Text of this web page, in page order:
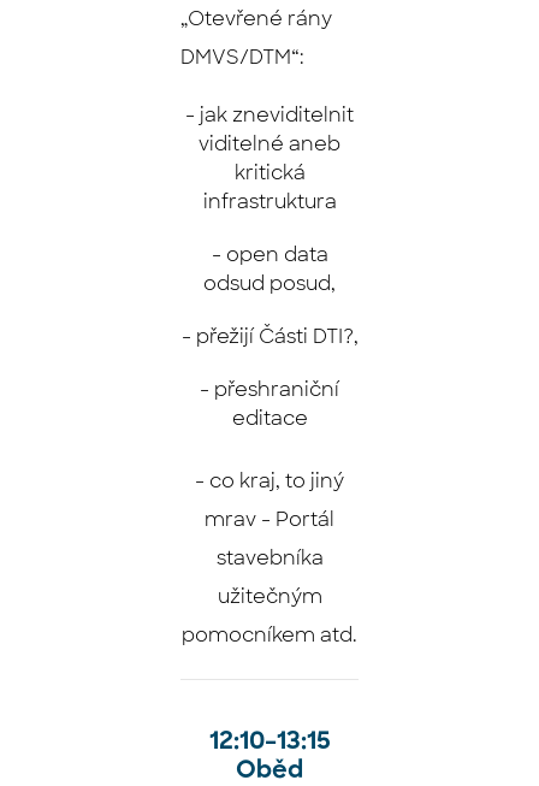
„Otevřené rány
DMVS/DTM“:
- jak zneviditelnit
viditelné aneb
kritická
infrastruktura
- open data
odsud posud,
- přežijí Části DTI?,
- přeshraniční
editace
- co kraj, to jiný
mrav - Portál
stavebníka
užitečným
pomocníkem atd.
12:10–⁠⁠⁠⁠⁠13:15
Oběd